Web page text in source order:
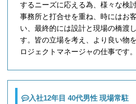
するニーズに応える為、様々な検
事務所と打合せを重ね、時にはお
い、最終的には設計と現場の橋渡
す。皆の立場を考え、より良い物
ロジェクトマネージャの仕事です。
入社12年目 40代男性 現場常駐